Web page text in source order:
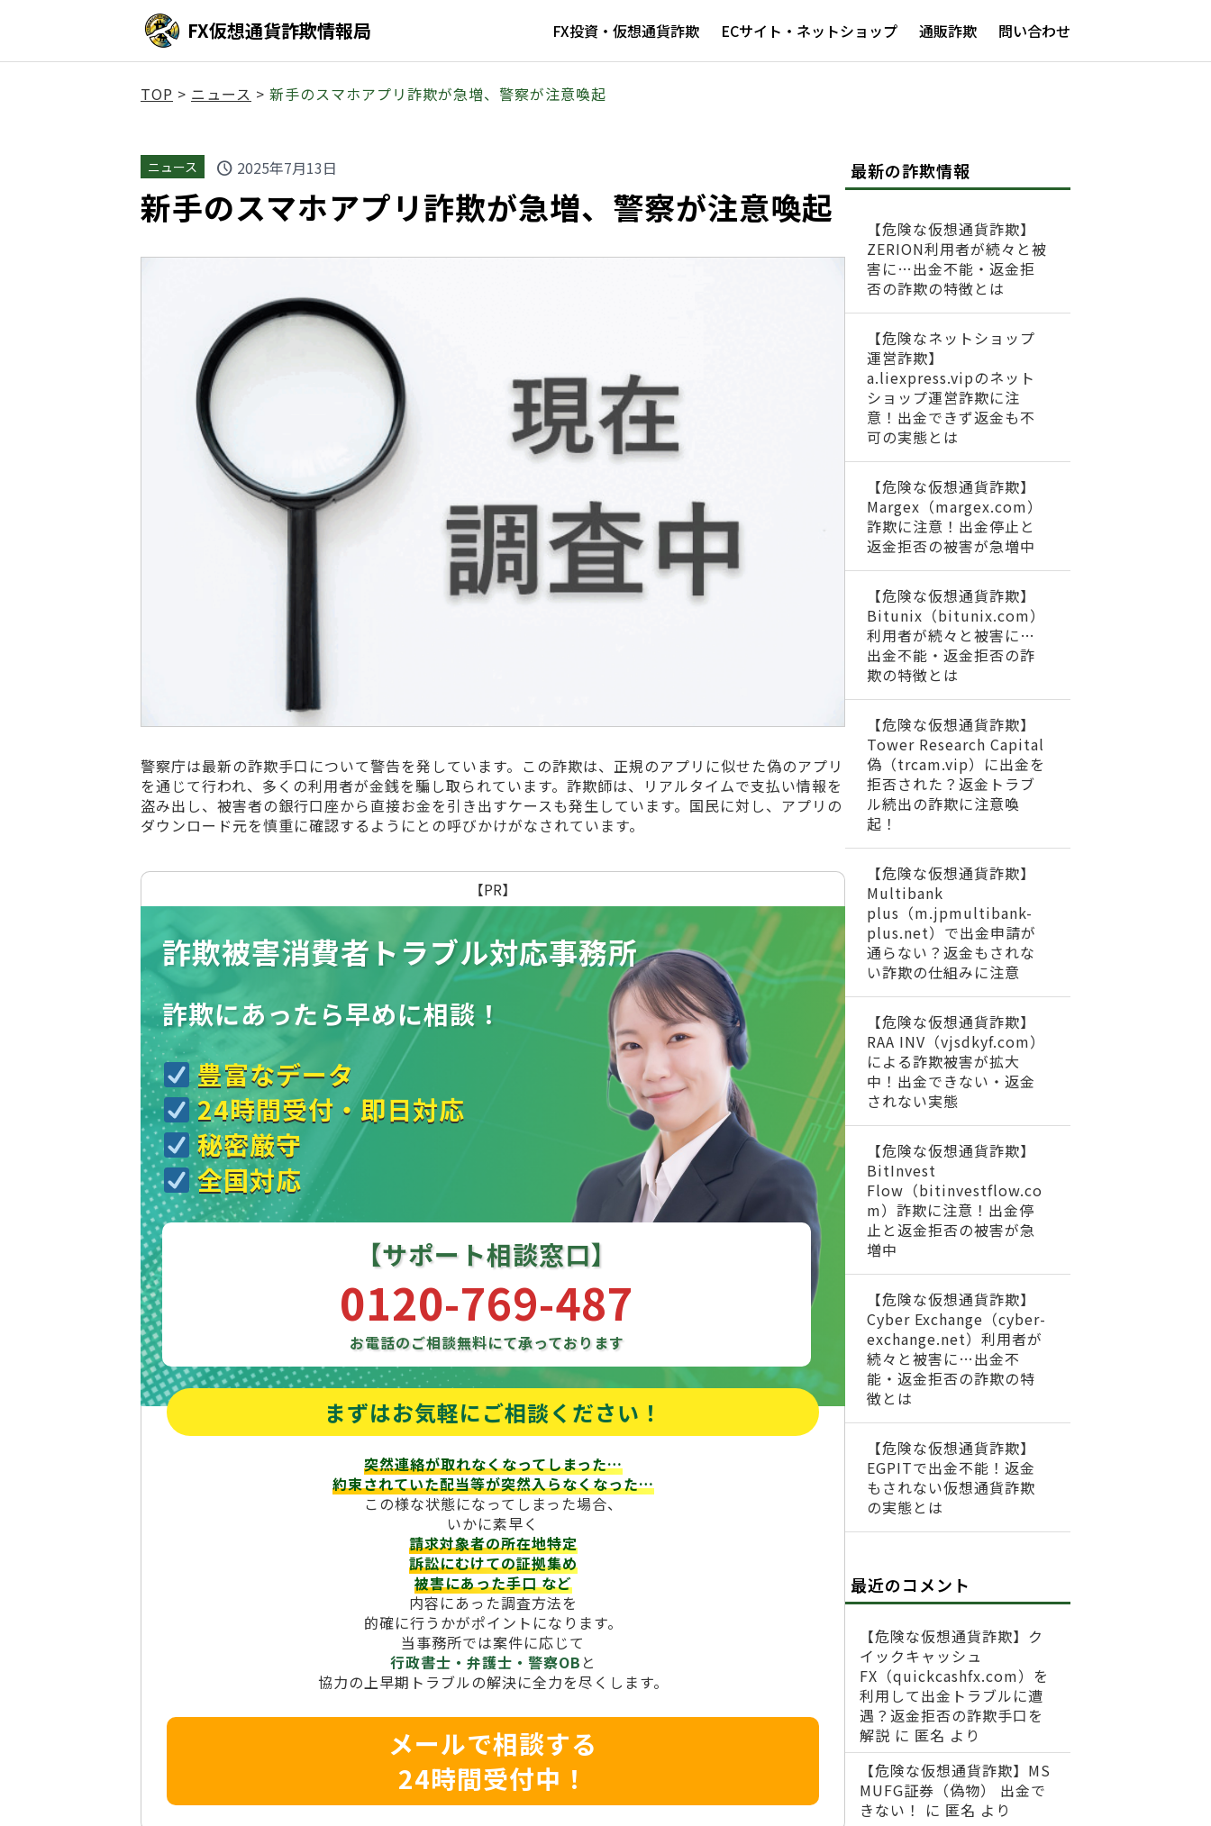
FX仮想通貨詐欺情報局 FX投資・仮想通貨詐欺 ECサイト・ネットショップ 通販詐欺 問い合わせ
TOP > ニュース > 新手のスマホアプリ詐欺が急増、警察が注意喚起
ニュース schedule 2025年7月13日
新手のスマホアプリ詐欺が急増、警察が注意喚起
警察庁は最新の詐欺手口について警告を発しています。この詐欺は、正規のアプリに似せた偽のアプリ
を通じて行われ、多くの利用者が金銭を騙し取られています。詐欺師は、リアルタイムで支払い情報を
盗み出し、被害者の銀行口座から直接お金を引き出すケースも発生しています。国民に対し、アプリの
ダウンロード元を慎重に確認するようにとの呼びかけがなされています。
【PR】
詐欺被害消費者トラブル対応事務所
詐欺にあったら早めに相談！
豊富なデータ
24時間受付・即日対応
秘密厳守
全国対応
【サポート相談窓口】
0120-769-487
お電話のご相談無料にて承っております
まずはお気軽にご相談ください！
突然連絡が取れなくなってしまった…
約束されていた配当等が突然入らなくなった…
この様な状態になってしまった場合、
いかに素早く
請求対象者の所在地特定
訴訟にむけての証拠集め
被害にあった手口など
内容にあった調査方法を
的確に行うかがポイントになります。
当事務所では案件に応じて
行政書士・弁護士・警察OB と
協力の上早期トラブルの解決に全力を尽くします。
メールで相談する
24時間受付中！
最新の詐欺情報
【危険な仮想通貨詐欺】
ZERION利用者が続々と被
害に…出金不能・返金拒
否の詐欺の特徴とは
【危険なネットショップ
運営詐欺】
a.liexpress.vipのネット
ショップ運営詐欺に注
意！出金できず返金も不
可の実態とは
【危険な仮想通貨詐欺】
Margex（margex.com）
詐欺に注意！出金停止と
返金拒否の被害が急増中
【危険な仮想通貨詐欺】
Bitunix（bitunix.com）
利用者が続々と被害に…
出金不能・返金拒否の詐
欺の特徴とは
【危険な仮想通貨詐欺】
Tower Research Capital
偽（trcam.vip）に出金を
拒否された？返金トラブ
ル続出の詐欺に注意喚
起！
【危険な仮想通貨詐欺】
Multibank
plus（m.jpmultibank-
plus.net）で出金申請が
通らない？返金もされな
い詐欺の仕組みに注意
【危険な仮想通貨詐欺】
RAA INV（vjsdkyf.com）
による詐欺被害が拡大
中！出金できない・返金
されない実態
【危険な仮想通貨詐欺】
BitInvest
Flow（bitinvestflow.co
m）詐欺に注意！出金停
止と返金拒否の被害が急
増中
【危険な仮想通貨詐欺】
Cyber Exchange（cyber-
exchange.net）利用者が
続々と被害に…出金不
能・返金拒否の詐欺の特
徴とは
【危険な仮想通貨詐欺】
EGPITで出金不能！返金
もされない仮想通貨詐欺
の実態とは
最近のコメント
【危険な仮想通貨詐欺】ク
イックキャッシュ
FX（quickcashfx.com）を
利用して出金トラブルに遭
遇？返金拒否の詐欺手口を
解説 に 匿名 より
【危険な仮想通貨詐欺】MS
MUFG証券（偽物） 出金で
きない！
に 匿名 より